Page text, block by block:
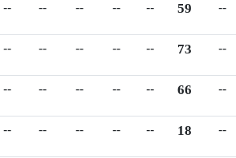
-- -- -- -- -- 59 --
-- -- -- -- -- 73 --
-- -- -- -- -- 66 --
-- -- -- -- -- 18 --